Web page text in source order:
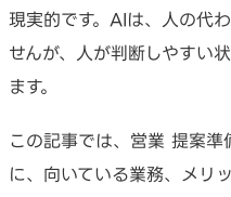
現実的です。AIは、人の代
せんが、人が判断しやすい
ます。
この記事では、営業 提案
に、向いている業務、メリ